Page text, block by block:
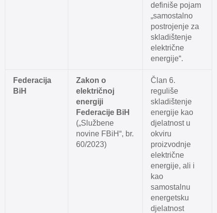
definiše pojam
„samostalno
postrojenje za
skladištenje
električne
energije“.
Federacija
BiH
Zakon o
električnoj
energiji
Federacije BiH
(„Službene
novine FBiH“, br.
60/2023)
Član 6.
reguliše
skladištenje
energije kao
djelatnost u
okviru
proizvodnje
električne
energije, ali i
kao
samostalnu
energetsku
djelatnost